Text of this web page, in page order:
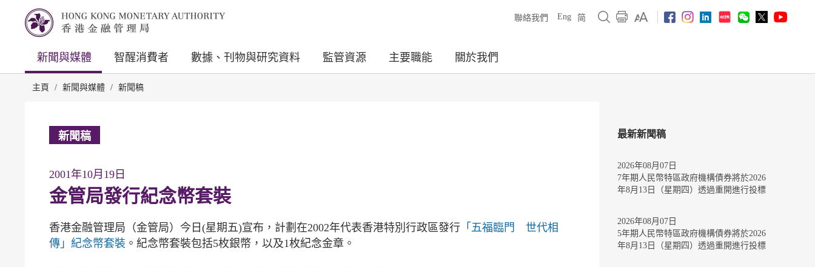
聯絡我們 Eng 简
新聞與媒體 智醒消費者 數據、刊物與研究資料 監管資源 主要職能 關於我們
主頁 / 新聞與媒體 / 新聞稿
新聞稿
2001年10月19日
金管局發行紀念幣套裝
香港金融管理局（金管局）今日(星期五)宣布，計劃在2002年代表香港特別行政區發行 「五福臨門 世代相
傳」紀念幣套裝 。紀念幣套裝包括5枚銀幣，以及1枚紀念金章。
最新新聞稿
2026年08月07日
7年期人民幣特區政府機構債券將於2026
年8月13日（星期四）透過重開進行投標
2026年08月07日
5年期人民幣特區政府機構債券將於2026
年8月13日（星期四）透過重開進行投標